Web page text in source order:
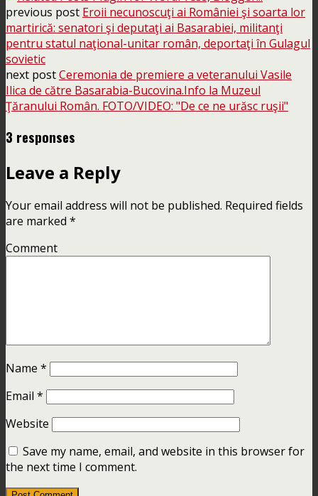
previous post Eroii necunoscuţi ai României şi soarta lor
martirică: senatori şi deputaţi ai Basarabiei, militanţi
pentru statul naţional-unitar român, deportaţi în Gulagul
sovietic
next postCeremonia de premiere a veteranului Vasile
Ilica de către Basarabia-Bucovina.Info la Muzeul
Ţăranului Român. FOTO/VIDEO: "De ce ne urăsc ruşii"
3 responses
Leave a Reply
Your email address will not be published. Required fields
are marked *
Comment
Name *
Email *
Website
Save my name, email, and website in this browser for
the next time I comment.